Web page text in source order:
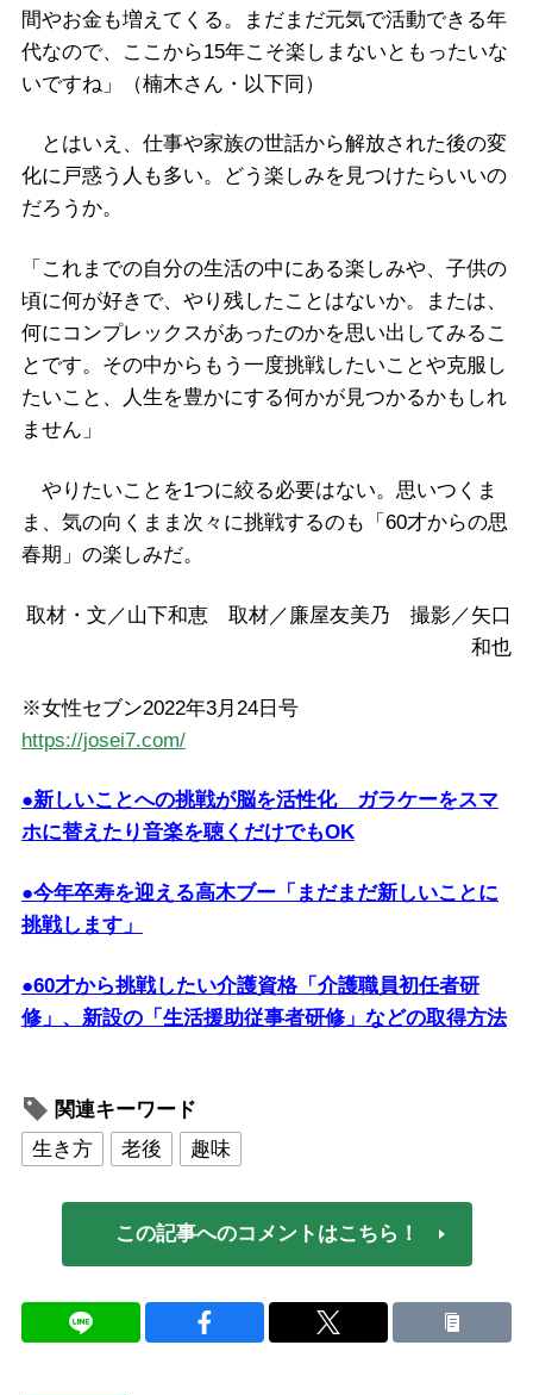
間やお金も増えてくる。まだまだ元気で活動できる年
代なので、ここから15年こそ楽しまないともったいな
いですね」（楠木さん・以下同）
とはいえ、仕事や家族の世話から解放された後の変
化に戸惑う人も多い。どう楽しみを見つけたらいいの
だろうか。
「これまでの自分の生活の中にある楽しみや、子供の
頃に何が好きで、やり残したことはないか。または、
何にコンプレックスがあったのかを思い出してみるこ
とです。その中からもう一度挑戦したいことや克服し
たいこと、人生を豊かにする何かが見つかるかもしれ
ません」
やりたいことを1つに絞る必要はない。思いつくま
ま、気の向くまま次々に挑戦するのも「60才からの思
春期」の楽しみだ。
取材・文／山下和恵 取材／廉屋友美乃 撮影／矢口
和也
※女性セブン2022年3月24日号
https://josei7.com/
●新しいことへの挑戦が脳を活性化 ガラケーをスマ
ホに替えたり音楽を聴くだけでもOK
●今年卒寿を迎える高木ブー「まだまだ新しいことに
挑戦します」
●60才から挑戦したい介護資格「介護職員初任者研
修」、新設の「生活援助従事者研修」などの取得方法
関連キーワード
生き方
老後 趣味
この記事へのコメントはこちら！